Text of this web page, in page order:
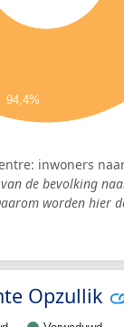
94,4%
inwoners
de bevolking
worden hier
Opzullik